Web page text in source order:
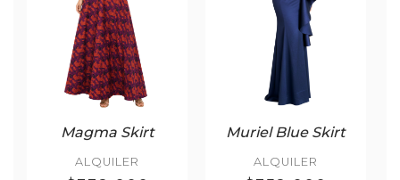
Magma Skirt
ALQUILER
Muriel Blue Skirt
ALQUILER